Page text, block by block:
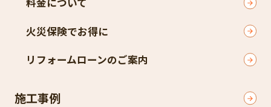
火災保険でお得に
リフォームローンのご案内
施工事例